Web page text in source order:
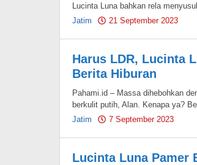
Lucinta Luna bahkan rela
Jatim
21 September 2023
Harus LDR, Lucinta
Berita Hiburan
Pahami.id – Massa dihebohkan
berkulit putih, Alan. Kenapa ya?
Jatim
7 September 2023
Lucinta Luna Pamer